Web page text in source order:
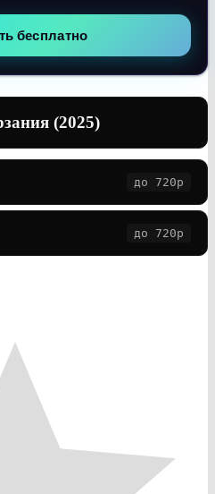
бесплатно
(2025)
до 720p
до 720p